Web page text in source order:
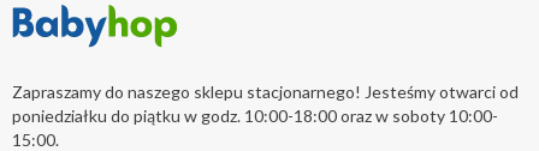
Zapraszamy do naszego sklepu stacjonarnego! Jesteśmy otwarci od
poniedziałku do piątku w godz. 10:00-18:00 oraz w soboty 10:00-
15:00.